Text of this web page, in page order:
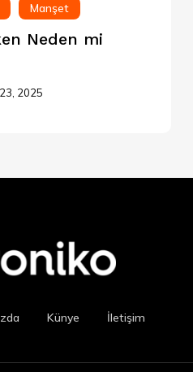
Manşet
Neden mi
2025
Künye İletişim